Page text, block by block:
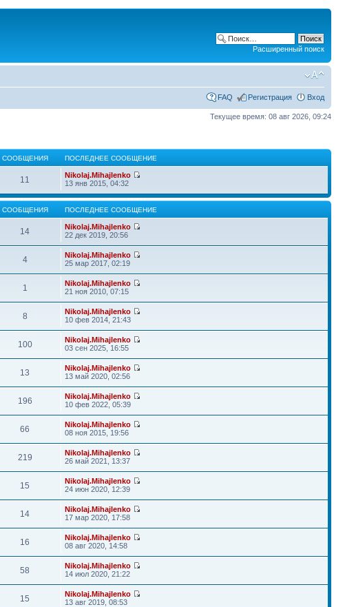
Расширенный поиск
FAQ Регистрация Вход
Текущее время: 08 авг 2026, 09:24
СООБЩЕНИЯ ПОСЛЕДНЕЕ СООБЩЕНИЕ
11
Nikolaj.Mihajlenko
13 янв 2015, 04:32
СООБЩЕНИЯ ПОСЛЕДНЕЕ СООБЩЕНИЕ
14
Nikolaj.Mihajlenko
22 дек 2019, 20:56
4
Nikolaj.Mihajlenko
25 мар 2017, 02:19
1
Nikolaj.Mihajlenko
21 ноя 2010, 07:15
8
Nikolaj.Mihajlenko
10 фев 2014, 21:43
100
Nikolaj.Mihajlenko
03 сен 2025, 16:55
13
Nikolaj.Mihajlenko
13 май 2020, 02:56
196
Nikolaj.Mihajlenko
10 фев 2022, 05:39
66
Nikolaj.Mihajlenko
08 ноя 2015, 19:56
219
Nikolaj.Mihajlenko
26 май 2021, 13:37
15
Nikolaj.Mihajlenko
24 июн 2020, 12:39
14
Nikolaj.Mihajlenko
17 мар 2020, 17:58
16
Nikolaj.Mihajlenko
08 авг 2020, 14:58
58
Nikolaj.Mihajlenko
14 июл 2020, 21:22
15
Nikolaj.Mihajlenko
13 авг 2019, 08:53